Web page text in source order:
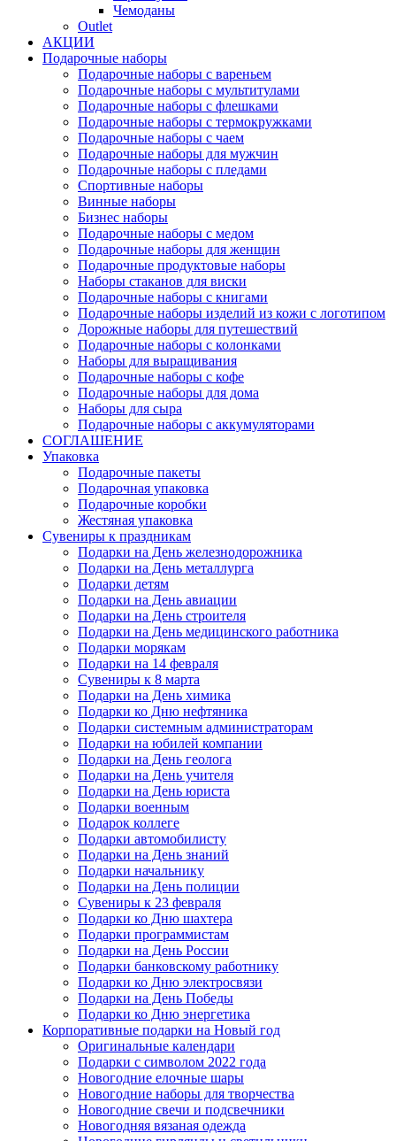
Чемоданы
Outlet
АКЦИИ
Подарочные наборы
Подарочные наборы с вареньем
Подарочные наборы с мультитулами
Подарочные наборы с флешками
Подарочные наборы с термокружками
Подарочные наборы с чаем
Подарочные наборы для мужчин
Подарочные наборы с пледами
Спортивные наборы
Винные наборы
Бизнес наборы
Подарочные наборы с медом
Подарочные наборы для женщин
Подарочные продуктовые наборы
Наборы стаканов для виски
Подарочные наборы с книгами
Подарочные наборы изделий из кожи с логотипом
Дорожные наборы для путешествий
Подарочные наборы с колонками
Наборы для выращивания
Подарочные наборы с кофе
Подарочные наборы для дома
Наборы для сыра
Подарочные наборы с аккумуляторами
СОГЛАШЕНИЕ
Упаковка
Подарочные пакеты
Подарочная упаковка
Подарочные коробки
Жестяная упаковка
Сувениры к праздникам
Подарки на День железнодорожника
Подарки на День металлурга
Подарки детям
Подарки на День авиации
Подарки на День строителя
Подарки на День медицинского работника
Подарки морякам
Подарки на 14 февраля
Сувениры к 8 марта
Подарки на День химика
Подарки ко Дню нефтяника
Подарки системным администраторам
Подарки на юбилей компании
Подарки на День геолога
Подарки на День учителя
Подарки на День юриста
Подарки военным
Подарок коллеге
Подарки автомобилисту
Подарки на День знаний
Подарки начальнику
Подарки на День полиции
Сувениры к 23 февраля
Подарки ко Дню шахтера
Подарки программистам
Подарки на День России
Подарки банковскому работнику
Подарки ко Дню электросвязи
Подарки на День Победы
Подарки ко Дню энергетика
Корпоративные подарки на Новый год
Оригинальные календари
Подарки с символом 2022 года
Новогодние елочные шары
Новогодние наборы для творчества
Новогодние свечи и подсвечники
Новогодняя вязаная одежда